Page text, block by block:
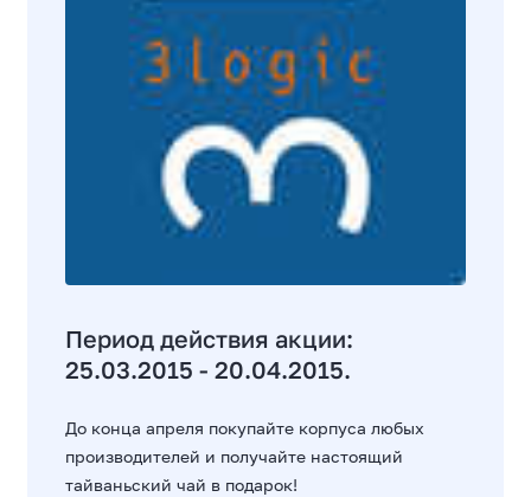
Период действия акции:
25.03.2015 - 20.04.2015.
До конца апреля покупайте корпуса любых
производителей и получайте настоящий
тайваньский чай в подарок!